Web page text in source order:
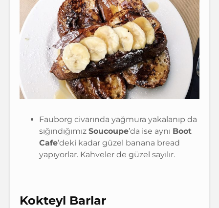
Fauborg civarında yağmura yakalanıp da
sığındığımız Soucoupe’da ise aynı Boot
Cafe’deki kadar güzel banana bread
yapıyorlar. Kahveler de güzel sayılır.
Kokteyl Barlar